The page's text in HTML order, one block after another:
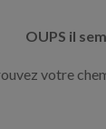
OUPS il
votre